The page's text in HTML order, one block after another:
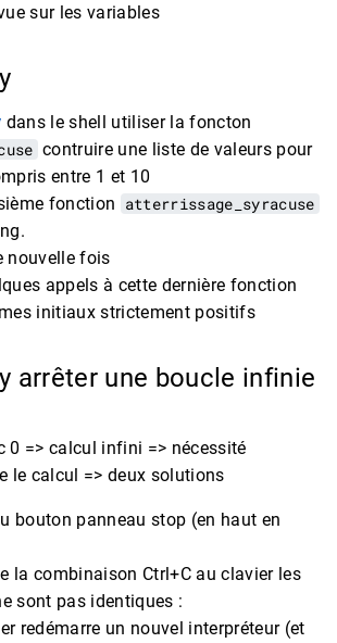
sur les variables
dans le shell utiliser la foncton
contruire une liste de valeurs pour
entre 1 et 10
fonction atterrissage_syracuse
nouvelle fois
appels à cette dernière fonction
initiaux strictement positifs
arrêter une boucle infinie
0 => calcul infini => nécessité
le calcul => deux solutions
bouton panneau stop (en haut en
la combinaison Ctrl+C au clavier les
sont pas identiques :
redémarre un nouvel interpréteur (et